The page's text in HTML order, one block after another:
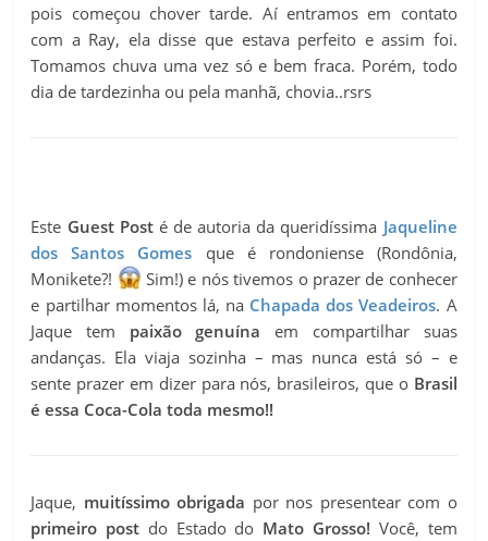
pois começou chover tarde. Aí entramos em contato
com a Ray, ela disse que estava perfeito e assim foi.
Tomamos chuva uma vez só e bem fraca. Porém, todo
dia de tardezinha ou pela manhã, chovia..rsrs
Este Guest Posté de autoria da queridíssima Jaqueline
dos Santos Gomes que é rondoniense (Rondônia,
Monikete?!
Sim!) e nós tivemos o prazer de conhecer
e partilhar momentos lá, na Chapada dos Veadeiros. A
Jaque tem paixão genuína em compartilhar suas
andanças. Ela viaja sozinha – mas nunca está só – e
sente prazer em dizer para nós, brasileiros, que o Brasil
é essa Coca-Cola toda mesmo!!
Jaque, muitíssimo obrigada por nos presentear com o
primeiro post do Estado do Mato Grosso! Você, tem